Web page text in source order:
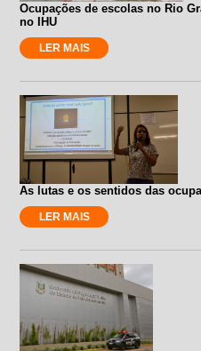
Ocupações de escolas no Rio
no IHU
LER MAIS
As lutas e os sentidos das
LER MAIS